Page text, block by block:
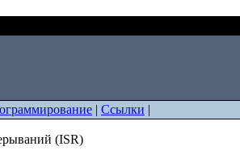
| Ссылки |
(ISR)